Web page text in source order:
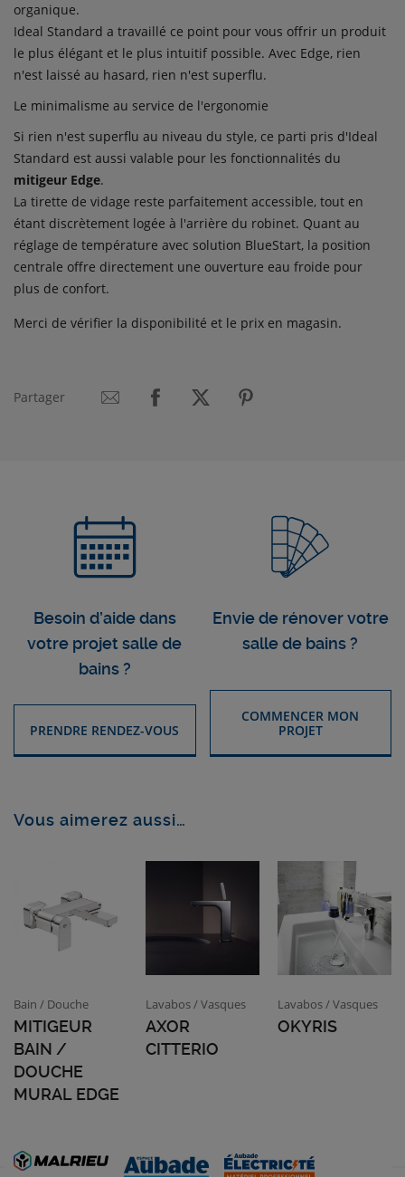
organique.
Ideal Standard a travaillé ce point pour vous offrir un produit
le plus élégant et le plus intuitif possible. Avec Edge, rien
n'est laissé au hasard, rien n'est superflu.
Le minimalisme au service de l'ergonomie
Si rien n'est superflu au niveau du style, ce parti pris d'Ideal
Standard est aussi valable pour les fonctionnalités du
mitigeur Edge.
La tirette de vidage reste parfaitement accessible, tout en
étant discrètement logée à l'arrière du robinet. Quant au
réglage de température avec solution BlueStart, la position
centrale offre directement une ouverture eau froide pour
plus de confort.
Merci de vérifier la disponibilité et le prix en magasin.
Partager
Besoin d’aide dans
votre projet salle de
bains ?
PRENDRE RENDEZ-VOUS
Envie de rénover votre
salle de bains ?
COMMENCER MON
PROJET
Vous aimerez aussi…
Bain / Douche
MITIGEUR
BAIN /
DOUCHE
MURAL EDGE
Lavabos / Vasques
AXOR
CITTERIO
Lavabos / Vasques
OKYRIS